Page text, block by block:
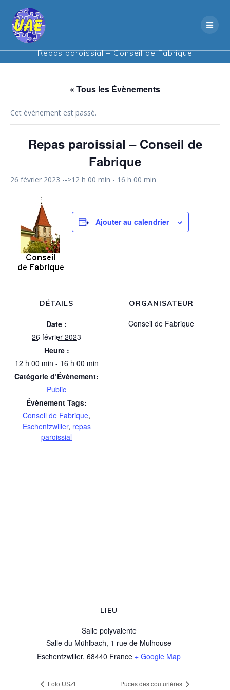
Repas paroissial – Conseil de Fabrique
« Tous les Évènements
Cet évènement est passé.
Repas paroissial – Conseil de
Fabrique
26 février 2023 -->12 h 00 min - 16 h 00 min
Ajouter au calendrier
DÉTAILS
Date :
26 février 2023
Heure :
12 h 00 min - 16 h 00 min
Catégorie d’Évènement:
Public
Évènement Tags:
Conseil de Fabrique,
Eschentzwiller, repas
paroissial
ORGANISATEUR
Conseil de Fabrique
LIEU
Salle polyvalente
Salle du Mühlbach, 1 rue de Mulhouse
Eschentzwiller, 68440 France + Google Map
Loto USZE Puces des couturières